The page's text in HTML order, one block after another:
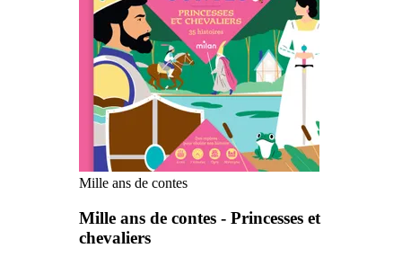
Mille ans de contes
Mille ans de contes - Princesses et
chevaliers